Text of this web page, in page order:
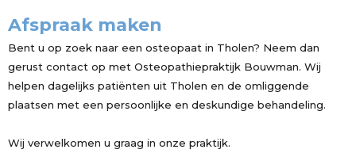
Afspraak maken
Bent u op zoek naar een osteopaat in Tholen? Neem dan
gerust contact op met Osteopathiepraktijk Bouwman. Wij
helpen dagelijks patiënten uit Tholen en de omliggende
plaatsen met een persoonlijke en deskundige behandeling.
Wij verwelkomen u graag in onze praktijk.